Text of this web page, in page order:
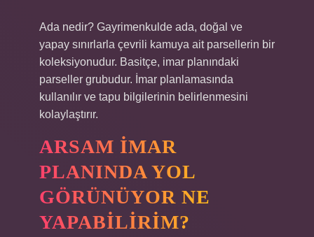
Ada nedir? Gayrimenkulde ada, doğal ve
yapay sınırlarla çevrili kamuya ait parsellerin bir
koleksiyonudur. Basitçe, imar planındaki
parseller grubudur. İmar planlamasında
kullanılır ve tapu bilgilerinin belirlenmesini
kolaylaştırır.
ARSAM IMAR
PLANINDA YOL
GÖRÜNÜYOR NE
YAPABILIRIM?